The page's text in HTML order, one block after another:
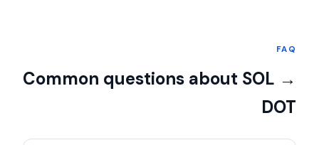
FAQ
Common questions about SOL →
DOT